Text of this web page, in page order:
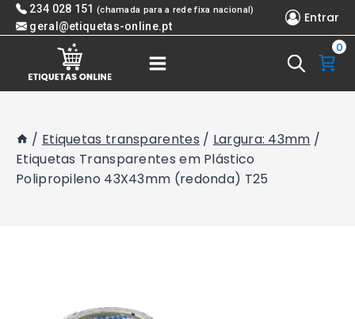
Skip 234 028 151 (chamada para a rede fixa nacional)
geral@etiquetas-online.pt
Entrar
0
/ Etiquetas transparentes / Largura: 43mm /
Etiquetas Transparentes em Plástico
Polipropileno 43X43mm (redonda) T25